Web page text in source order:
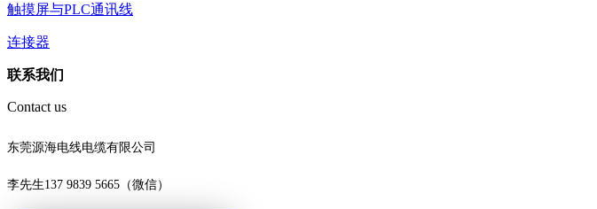
触摸屏与PLC通讯线
连接器
联系我们
Contact us
东莞源海电线电缆有限公司
李先生137 9839 5665（微信）